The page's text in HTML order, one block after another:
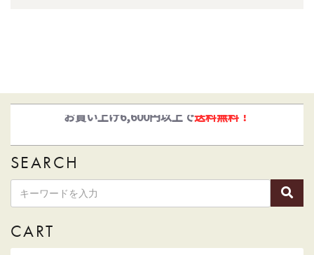
ゆうパックとヤマト運輸がお選びいただけます！
SEARCH
CART